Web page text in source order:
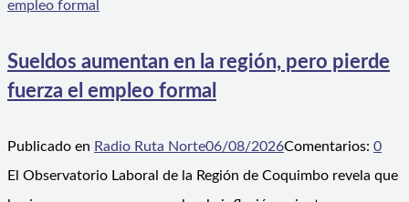
Sueldos aumentan en la región, pero pierde
fuerza el empleo formal
Publicado en Radio Ruta Norte06/08/2026Comentarios: 0
El Observatorio Laboral de la Región de Coquimbo revela que